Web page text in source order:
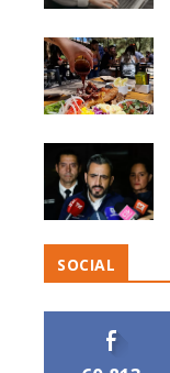
SOCIAL